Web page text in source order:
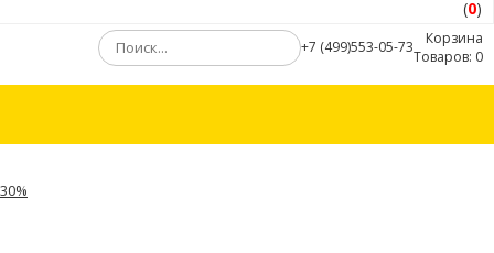
(0)
+7 (499)553-05-73
Корзина
Товаров: 0